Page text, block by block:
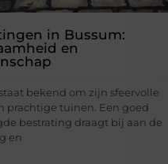
in Bussum:
en
bekend om zijn sfeervolle
prachtige tuinen. Een goed
bestrating draagt bij aan de
en